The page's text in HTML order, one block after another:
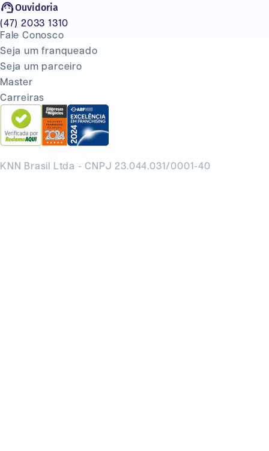
KNN Brasil Ltda - CNPJ 23.044.031/0001-40
Ouvidoria
(47) 2033 1310
Fale Conosco
Seja um franqueado
Seja um parceiro
Master
Carreiras